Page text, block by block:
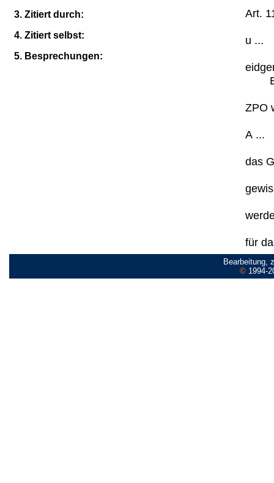
3. Zitiert durch:
4. Zitiert selbst:
5. Besprechungen:
Art.
u ...
ZPO
A ...
das
für
Bearbeitung,
©1994-